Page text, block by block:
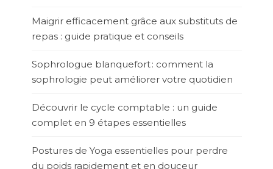
Maigrir efficacement grâce aux substituts de
repas : guide pratique et conseils
Sophrologue blanquefort : comment la
sophrologie peut améliorer votre quotidien
Découvrir le cycle comptable : un guide
complet en 9 étapes essentielles
Postures de Yoga essentielles pour perdre
du poids rapidement et en douceur